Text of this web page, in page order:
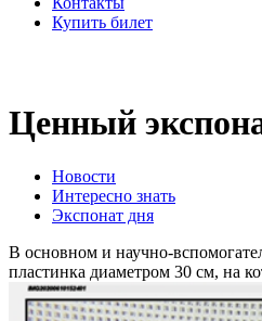
Купить билет
Ценный
Новости
Интересно знать
Экспонат дня
В основном и научно-
пластинка диаметром 30 см, на